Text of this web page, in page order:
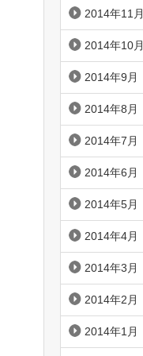
2014年11月
2014年10月
2014年9月
2014年8月
2014年7月
2014年6月
2014年5月
2014年4月
2014年3月
2014年2月
2014年1月